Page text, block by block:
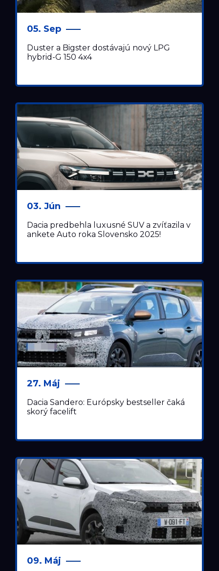
05. Sep
Duster a Bigster dostávajú nový LPG
hybrid-G 150 4x4
03. Jún
Dacia predbehla luxusné SUV a zvíťazila v
ankete Auto roka Slovensko 2025!
27. Máj
Dacia Sandero: Európsky bestseller čaká
skorý facelift
09. Máj